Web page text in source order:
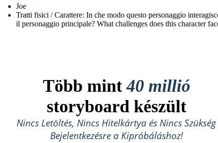
Joe
Tratti fisici / Carattere: In che modo questo personaggio
il personaggio principale? What challenges does this character
Több mint40 millió
storyboard készült
Nincs Letöltés, Nincs Hitelkártya és Nincs Szükség
Bejelentkezésre a Kipróbáláshoz!